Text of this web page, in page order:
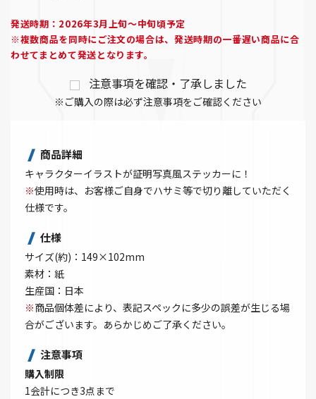
発送時期：2026年3月上旬～中旬頃予定
※複数商品を同時にご注文の場合は、発送時期の一番遅い商品に合
わせてまとめて発送となります。
注意事項を確認・了承しました
※ご購入の際は必ず注意事項をご確認ください
商品詳細
キャラクターイラストが証明写真風ステッカーに！
※使用時は、お客様ご自身でハサミ等で切り離していただく
仕様です。
仕様
サイズ(約)：149×102mm
素材：紙
生産国：日本
※商品個体差により、表記スペックに多少の誤差が生じる場
合がございます。あらかじめご了承ください。
注意事項
購入制限
1会計につき3点まで